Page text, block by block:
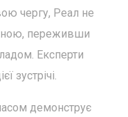
чергу, Реал не
переживши
Експерти
зустрічі.
демонструє